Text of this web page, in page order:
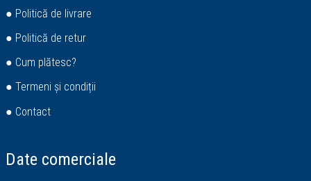
● Politică de livrare
● Politică de retur
● Cum plătesc?
● Termeni și condiții
● Contact
Date comerciale